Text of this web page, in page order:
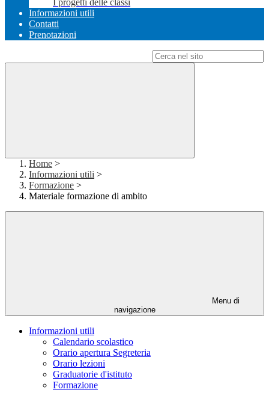
I progetti delle classi
Informazioni utili
Contatti
Prenotazioni
Home >
Informazioni utili >
Formazione >
Materiale formazione di ambito
Menu di
navigazione
Informazioni utili
Calendario scolastico
Orario apertura Segreteria
Orario lezioni
Graduatorie d'istituto
Formazione